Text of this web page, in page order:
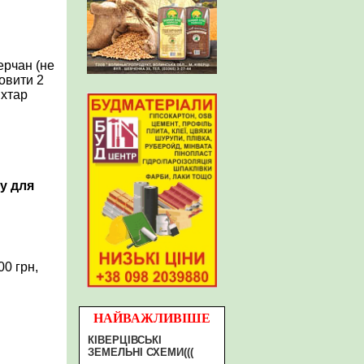
НАЙВАЖЛИВІШЕ
КІВЕРЦІВСЬКІ
ЗЕМЕЛЬНІ СХЕМИ(((
(не
2
для
грн,